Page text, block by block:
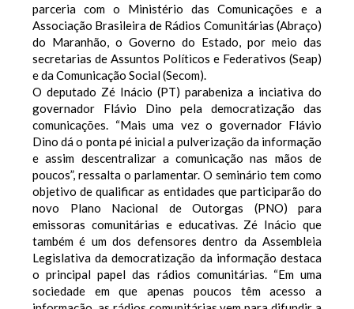
parceria com o Ministério das Comunicações e a
Associação Brasileira de Rádios Comunitárias (Abraço)
do Maranhão, o Governo do Estado, por meio das
secretarias de Assuntos Políticos e Federativos (Seap)
e da Comunicação Social (Secom).
O deputado Zé Inácio (PT) parabeniza a inciativa do
governador Flávio Dino pela democratização das
comunicações. “Mais uma vez o governador Flávio
Dino dá o ponta pé inicial a pulverização da informação
e assim descentralizar a comunicação nas mãos de
poucos”, ressalta o parlamentar. O seminário tem como
objetivo de qualificar as entidades que participarão do
novo Plano Nacional de Outorgas (PNO) para
emissoras comunitárias e educativas. Zé Inácio que
também é um dos defensores dentro da Assembleia
Legislativa da democratização da informação destaca
o principal papel das rádios comunitárias. “Em uma
sociedade em que apenas poucos têm acesso a